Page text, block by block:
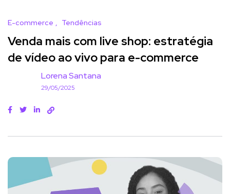
E-commerce Tendências
Venda mais com live shop: estratégia
de vídeo ao vivo para e-commerce
Lorena Santana
29/05/2025